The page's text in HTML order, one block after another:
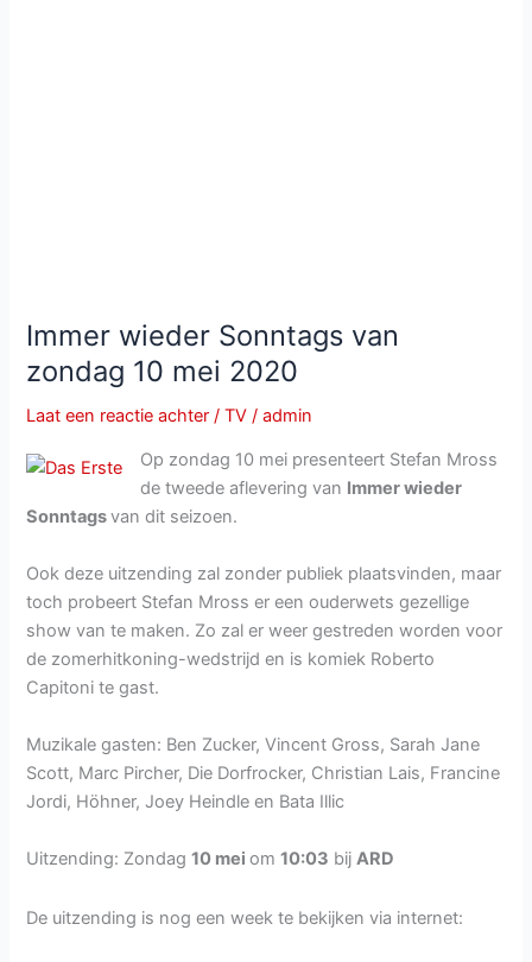
Immer wieder Sonntags van
zondag 10 mei 2020
Laat een reactie achter /TV /admin
Op zondag 10 mei presenteert Stefan Mross
de tweede aflevering van Immer wieder
Sonntagsvan dit seizoen.
Ook deze uitzending zal zonder publiek plaatsvinden, maar
toch probeert Stefan Mross er een ouderwets gezellige
show van te maken. Zo zal er weer gestreden worden voor
de zomerhitkoning-wedstrijd en is komiek Roberto
Capitoni te gast.
Muzikale gasten: Ben Zucker, Vincent Gross, Sarah Jane
Scott, Marc Pircher, Die Dorfrocker, Christian Lais, Francine
Jordi, Höhner, Joey Heindle en Bata Illic
Uitzending: Zondag10 meiom10:03 bijARD
De uitzending is nog een week te bekijken via internet: